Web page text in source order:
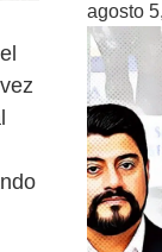
agosto